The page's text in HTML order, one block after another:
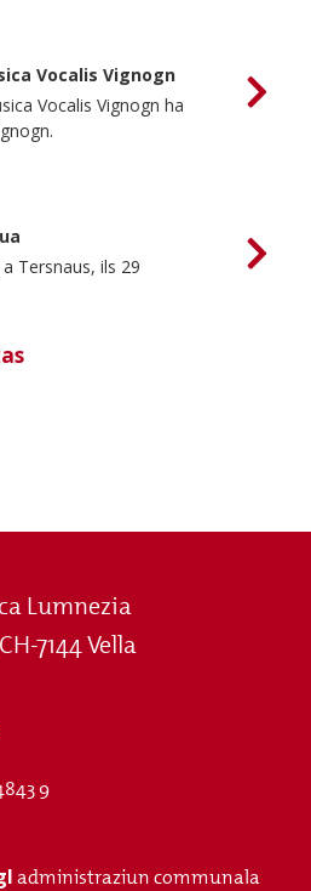
Vocalis Vignogn
Vocalis Vignogn ha
Tersnaus, ils 29
Lumnezia
7144 Vella
9
administraziun communala